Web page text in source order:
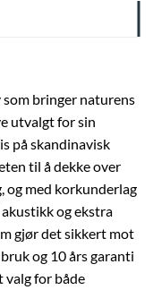
bringer naturens
utvalgt for sin
på skandinavisk
til å dekke over
og med korkunderlag
og ekstra
gjør det sikkert mot
og 10 års garanti
valg for både